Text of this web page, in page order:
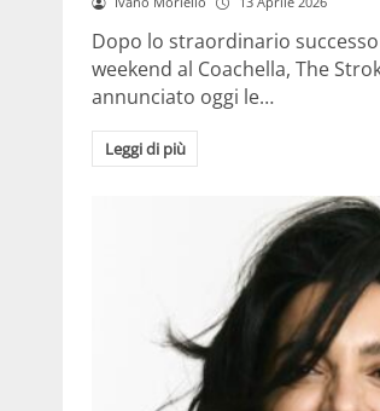
Dopo lo straordinario
weekend al Coachella, The
annunciato oggi le…
Leggi di più